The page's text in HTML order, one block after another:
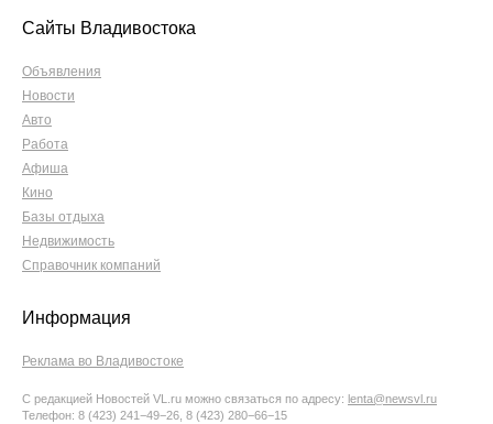
Сайты Владивостока
Объявления
Новости
Авто
Работа
Афиша
Кино
Базы отдыха
Недвижимость
Справочник компаний
Информация
Реклама во Владивостоке
С редакцией Новостей VL.ru можно связаться по адресу: lenta@newsvl.ru
Телефон: 8 (423) 241−49−26, 8 (423) 280−66−15